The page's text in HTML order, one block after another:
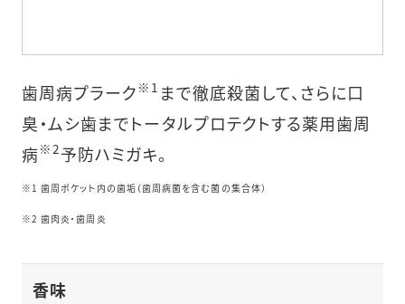
歯周病プラーク ※1 まで徹底殺菌して、さらに口
臭・ムシ歯までトータルプロテクトする薬用歯周
病※2予防ハミガキ。
※1 歯周ポケット内の歯垢（歯周病菌を含む菌の集合体）
※2 歯肉炎・歯周炎
香味